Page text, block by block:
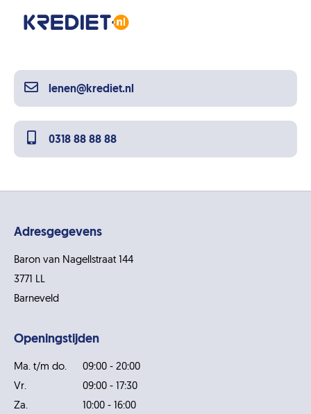
lenen@krediet.nl
0318 88 88 88
Adresgegevens
Baron van Nagellstraat 144
3771 LL
Barneveld
Openingstijden
Ma. t/m do.
09:00 - 20:00
Vr.
09:00 - 17:30
Za.
10:00 - 16:00